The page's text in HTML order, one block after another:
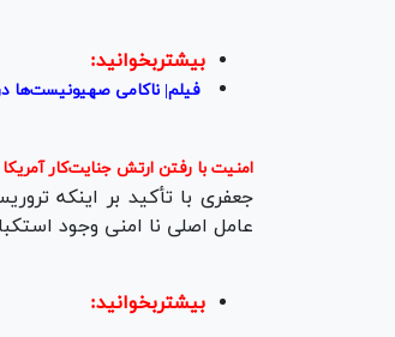
بیشتربخوانید:
فیلم| ناکامی صهیونیست‌ها
امنیت با رفتن ارتش جنایت‌کار
جعفری با تأکید بر اینکه
عامل اصلی نا امنی وجود
بیشتربخوانید: